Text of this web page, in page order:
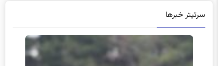
سرتیتر خبرها